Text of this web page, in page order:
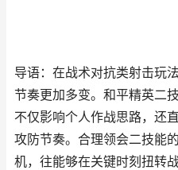
导语：在战术对抗类射击玩
节奏更加多变。和平精英二
不仅影响个人作战思路，还
攻防节奏。合理领会二技能
机，往能够在关键时刻扭转